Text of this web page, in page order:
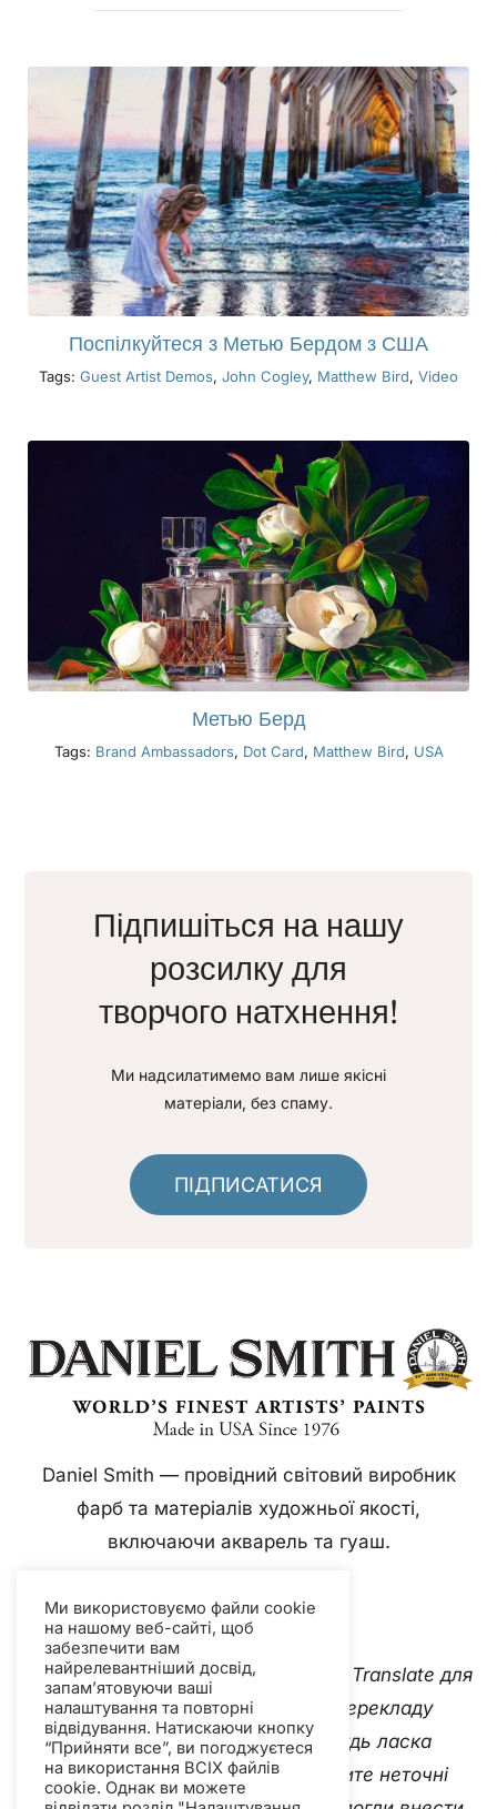
Поспілкуйтеся з Метью Бердом з США
Tags: Guest Artist Demos, John Cogley, Matthew Bird, Video
Метью Берд
Tags: Brand Ambassadors, Dot Card, Matthew Bird, USA
Підпишіться на нашу
розсилку для
творчого натхнення!
Ми надсилатимемо вам лише якісні
матеріали, без спаму.
ПІДПИСАТИСЯ
Daniel Smith — провідний світовий виробник
фарб та матеріалів художньої якості,
включаючи акварель та гуаш.
Цей вебсайт використовує Google Translate для
миттєвого та автоматичного перекладу
контенту кількома мовами. Будь ласка
зв'яжіться з намиякщо ви виявите неточні
Ми використовуємо файли cookie
на нашому веб-сайті, щоб
забезпечити вам
найрелевантніший досвід,
запам’ятовуючи ваші
налаштування та повторні
відвідування. Натискаючи кнопку
“Прийняти все”, ви погоджуєтеся
на використання ВСІХ файлів
cookie. Однак ви можете